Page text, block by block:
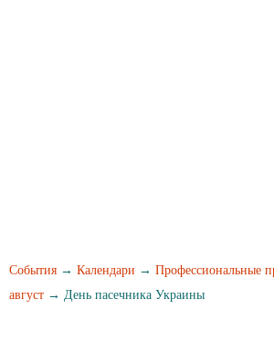
События → Календари → Профессиональные
август → День пасечника Украины